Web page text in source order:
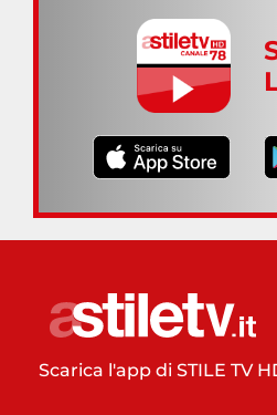
Scarica l'app di STILE TV